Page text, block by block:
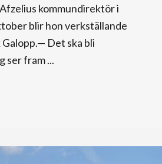
kommundirektör i
blir hon verkställande
Det ska bli
ser fram ...